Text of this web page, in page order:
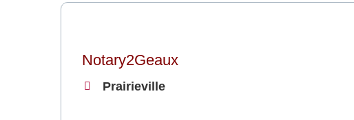
Notary2Geaux
Prairieville